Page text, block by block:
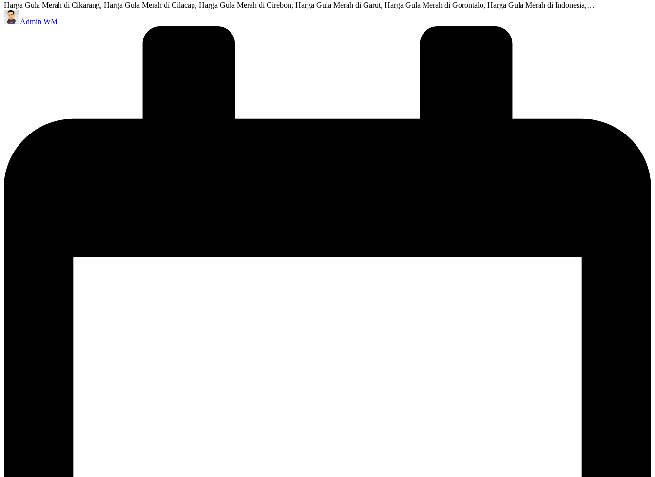
Harga Gula Merah di Cikarang, Harga Gula Merah di Cilacap, Harga Gula Merah di Cirebon, Harga Gula Merah di Garut, Harga Gula Merah di Gorontalo, Harga Gula Merah di Indonesia,…
Posted
by
Admin WM